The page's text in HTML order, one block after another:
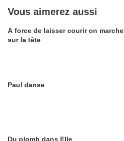
Vous aimerez aussi
A force de laisser courir on marche
sur la tête
Paul danse
Du plomb dans Elle